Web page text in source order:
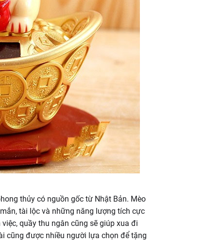
thủy có nguồn gốc từ Nhật Bản. Mèo
tài lộc và những năng lượng tích cực
quầy thu ngân cũng sẽ giúp xua đi
cũng được nhiều người lựa chọn để tặng